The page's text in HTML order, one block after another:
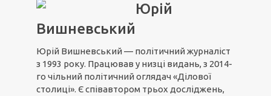
Юрій
Вишневський
Юрій Вишневський — політичний журналіст
з 1993 року. Працював у низці видань, з 2014-
го чільний політичний оглядач «Ділової
столиці». Є співавтором трьох досліджень,